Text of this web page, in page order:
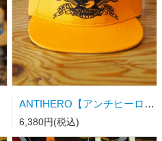
ANTIHERO【アンチヒーローサンバイザー】 BASIC EAGLE VISOR ORANGE / BLACK
6,380円(税込)